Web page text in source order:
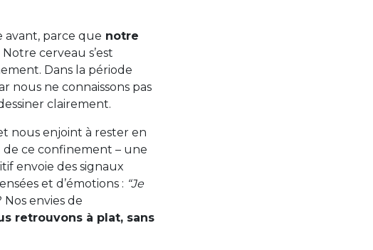
avant, parce que notre
Notre cerveau s’est
Dans la période
nous ne connaissons pas
clairement.
nous enjoint à rester en
de ce confinement – une
envoie des signaux
et d’émotions : “Je
Nos envies de
retrouvons à plat, sans